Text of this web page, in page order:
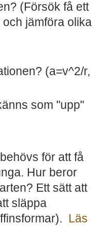
(Försök få ett
jämföra olika
(a=v^2/r,
som "upp"
för att få
Hur beror
Ett sätt att
släppa
Läs